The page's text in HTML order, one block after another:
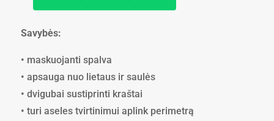
kiekis:
Tentas
(6m
90g.kv/m
Savybės:
• maskuojanti spalva
• apsauga nuo lietaus ir saulės
• dvigubai sustiprinti kraštai
• turi aseles tvirtinimui aplink perimetrą